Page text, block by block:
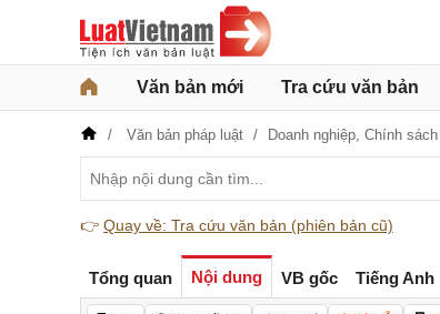
Văn bản mới Tra cứu văn bản
Văn bản pháp luật Doanh nghiệp, Chính sách
👉 Quay về: Tra cứu văn bản (phiên bản cũ)
Tổng quan Nội dung VB gốc Tiếng Anh